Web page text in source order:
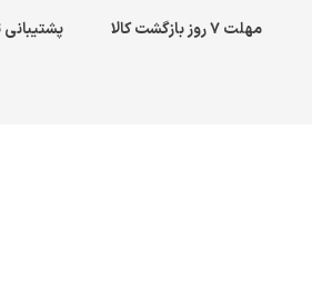
مهلت ۷ روز بازگشت کالا پشتیبانی